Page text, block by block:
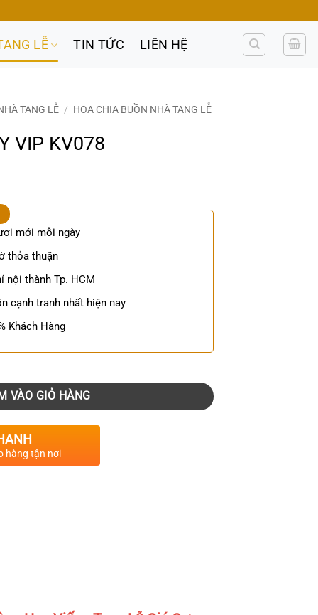
LỄ TIN TỨC LIÊN HỆ
TANG LỄ / HOA CHIA BUỒN NHÀ TANG LỄ
VIP KV078
mới mỗi ngày
thỏa thuận
nội thành Tp. HCM
cạnh tranh nhất hiện nay
Khách Hàng
VÀO GIỎ HÀNG
hàng tận nơi